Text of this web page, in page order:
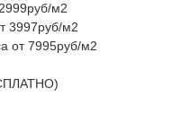
м2
3997руб/м2
от 7995руб/м2